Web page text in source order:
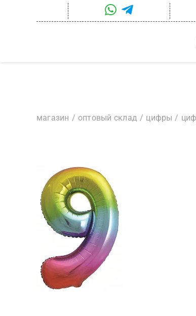
магазин оптовый склад цифры